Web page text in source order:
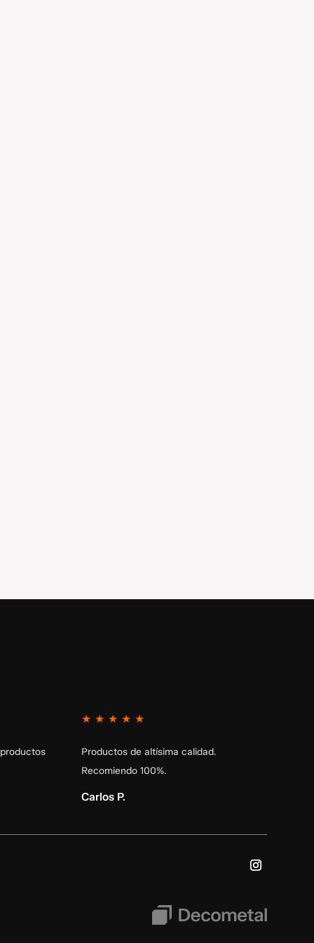
★ ★ ★ ★ ★
Productos de altísima calidad.
Recomiendo 100%.
Carlos P.